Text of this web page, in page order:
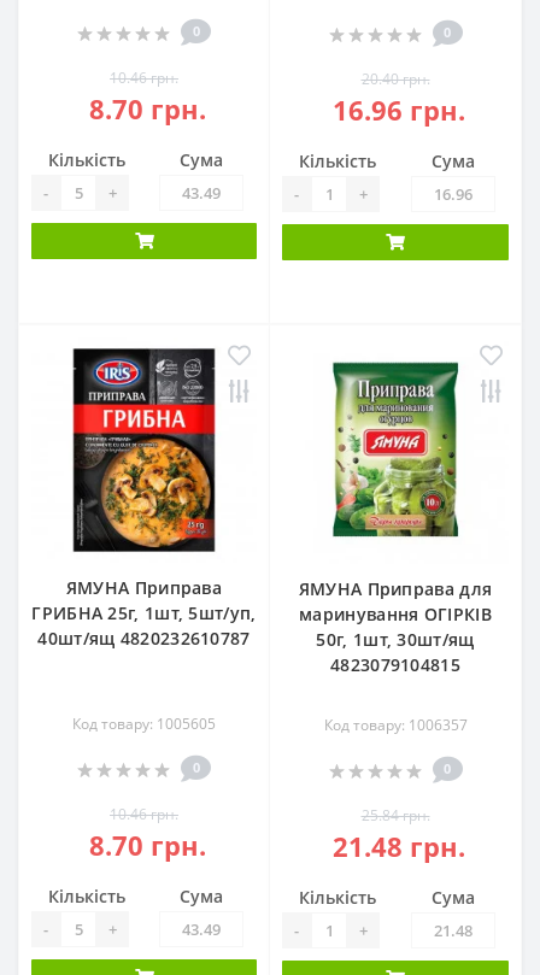
0
10.46 грн.
8.70 грн.
Кількість
- +
Сума
0
20.40 грн.
16.96 грн.
Кількість
- +
Сума
ЯМУНА Приправа
ГРИБНА 25г, 1шт, 5шт/уп,
40шт/ящ 4820232610787
Код товару: 1005605
0
10.46 грн.
8.70 грн.
Кількість
- +
Сума
ЯМУНА Приправа для
маринування ОГІРКІВ
50г, 1шт, 30шт/ящ
4823079104815
Код товару: 1006357
0
25.84 грн.
21.48 грн.
Кількість
- +
Сума